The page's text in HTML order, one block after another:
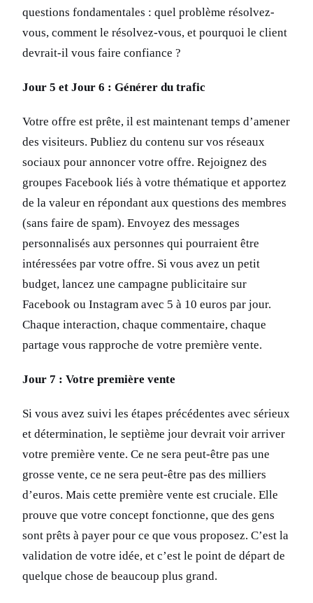
questions fondamentales : quel problème résolvez-
vous, comment le résolvez-vous, et pourquoi le client
devrait-il vous faire confiance ?
Jour 5 et Jour 6 : Générer du trafic
Votre offre est prête, il est maintenant temps d’amener
des visiteurs. Publiez du contenu sur vos réseaux
sociaux pour annoncer votre offre. Rejoignez des
groupes Facebook liés à votre thématique et apportez
de la valeur en répondant aux questions des membres
(sans faire de spam). Envoyez des messages
personnalisés aux personnes qui pourraient être
intéressées par votre offre. Si vous avez un petit
budget, lancez une campagne publicitaire sur
Facebook ou Instagram avec 5 à 10 euros par jour.
Chaque interaction, chaque commentaire, chaque
partage vous rapproche de votre première vente.
Jour 7 : Votre première vente
Si vous avez suivi les étapes précédentes avec sérieux
et détermination, le septième jour devrait voir arriver
votre première vente. Ce ne sera peut-être pas une
grosse vente, ce ne sera peut-être pas des milliers
d’euros. Mais cette première vente est cruciale. Elle
prouve que votre concept fonctionne, que des gens
sont prêts à payer pour ce que vous proposez. C’est la
validation de votre idée, et c’est le point de départ de
quelque chose de beaucoup plus grand.